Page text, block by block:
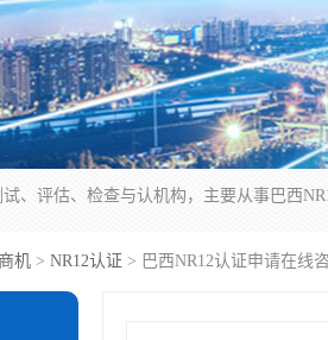
机 > NR12认证 > 巴西NR12认证申请在线